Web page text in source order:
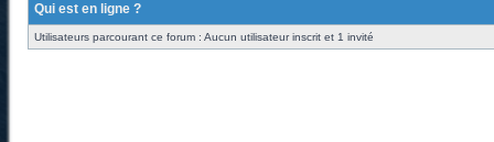
Qui est en ligne ?
Utilisateurs parcourant ce forum : Aucun utilisateur inscrit et 1 invité